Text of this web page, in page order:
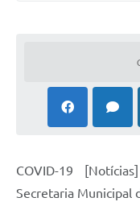
COVID-19
Secretaria Municipal